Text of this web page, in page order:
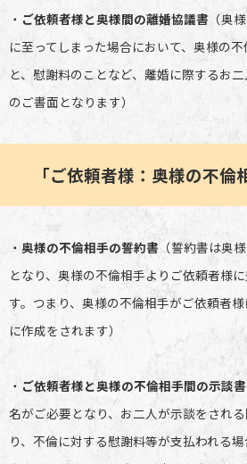
・ ご依頼者様と奥様間の離婚協議書 （奥
に至ってしまった場合において、奥様の
と、慰謝料のことなど、離婚に際するお
のご書面となります）
「ご依頼者様：奥様の不倫
・ 奥様の不倫相手の誓約書（誓約書は奥
となり、奥様の不倫相手よりご依頼者様
す。つまり、奥様の不倫相手がご依頼者
に作成をされます）
・ ご依頼者様と奥様の不倫相手間の示談書
名がご必要となり、お二人が示談をされ
り、不倫に対する慰謝料等が支払われる